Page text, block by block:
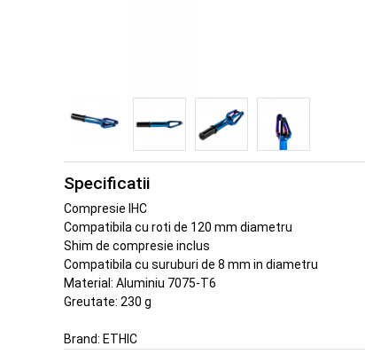
Specificatii
Compresie IHC
Compatibila cu roti de 120 mm diametru
Shim de compresie inclus
Compatibila cu suruburi de 8 mm in diametru
Material: Aluminiu 7075-T6
Greutate: 230 g
Brand: ETHIC